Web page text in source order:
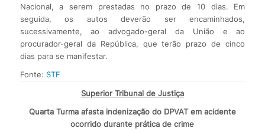
Nacional, a serem prestadas no prazo de 10 dias. Em
seguida, os autos deverão ser encaminhados,
sucessivamente, ao advogado-geral da União e ao
procurador-geral da República, que terão prazo de cinco
dias para se manifestar.
Fonte: STF
Superior Tribunal de Justiça
Quarta Turma afasta indenização do DPVAT em acidente
ocorrido durante prática de crime